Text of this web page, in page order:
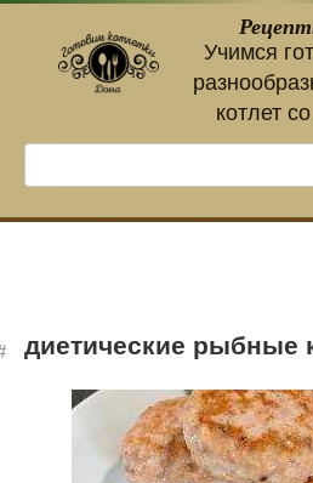
контенту
Учимся
котлет
диетические рыбные